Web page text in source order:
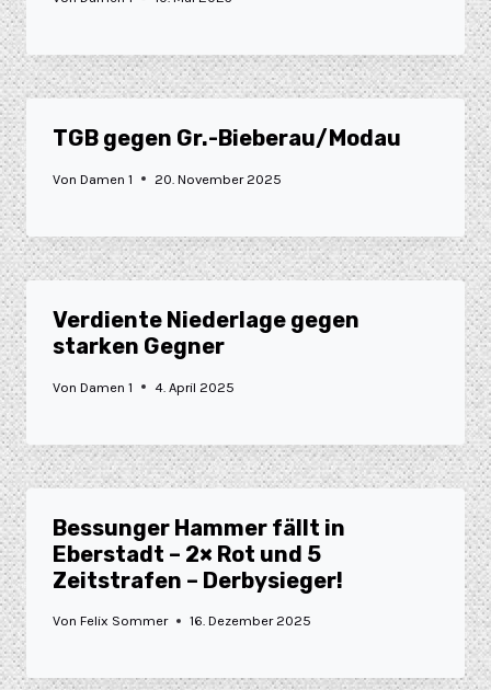
TGB gegen Gr.-Bieberau/Modau
Von Damen 1 20. November 2025
Verdiente Niederlage gegen
starken Gegner
Von Damen 1 4. April 2025
Bessunger Hammer fällt in
Eberstadt – 2× Rot und 5
Zeitstrafen – Derbysieger!
Von Felix Sommer 16. Dezember 2025